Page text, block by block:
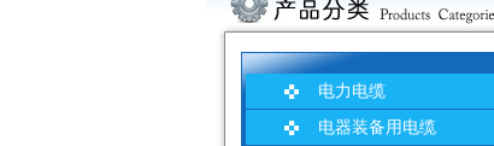
电力电缆
电器装备用电缆